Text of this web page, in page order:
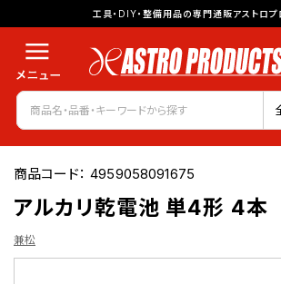
工具・DIY・整備用品の専門通販アストロプ
商品コード：4959058091675
アルカリ乾電池 単4形 4本
兼松